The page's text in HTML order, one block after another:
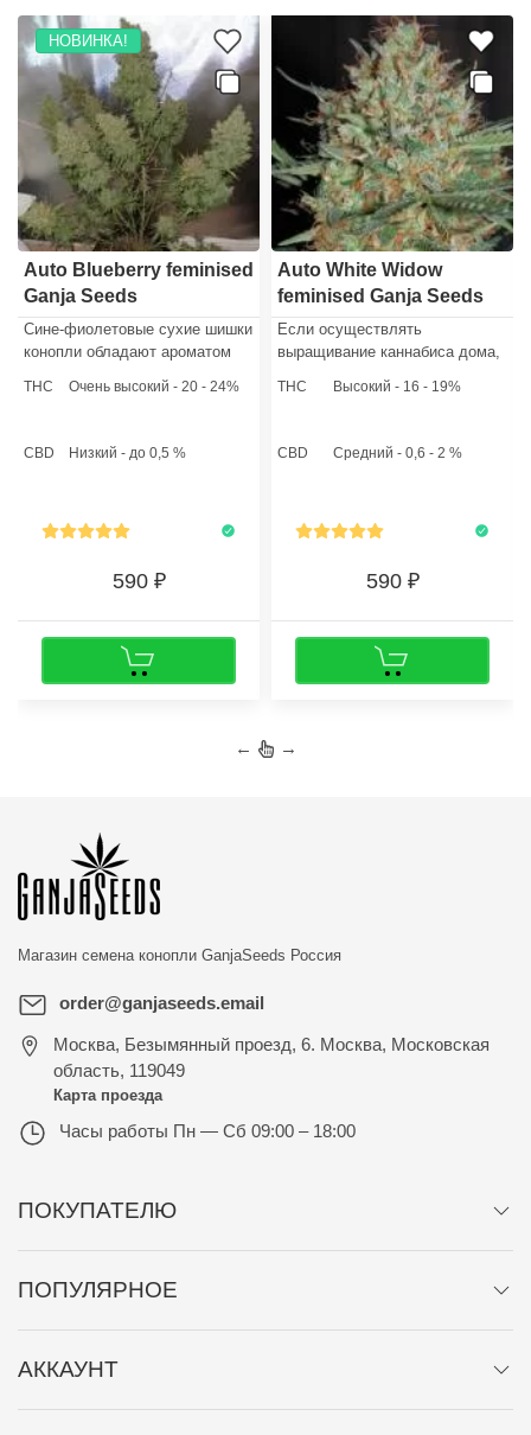
НОВИНКА!
Auto Blueberry feminised
Ganja Seeds
Сине-фиолетовые сухие шишки
конопли обладают ароматом
толикой кофейных зерен, а
фруктовое послевкусие.
THC Очень высокий - 20 - 24%
CBD Низкий - до 0,5 %
590
Auto White Widow
feminised Ganja Seeds
Если осуществлять
выращивание каннабиса дома,
от 50 до 100 сантиметров.
грамм с 1 м2.
THC Высокий - 16 - 19%
CBD Средний - 0,6 - 2 %
590
← →
Магазин семена конопли GanjaSeeds Россия
order@ganjaseeds.email
Москва, Безымянный проезд, 6. Москва, Московская
область, 119049
Карта проезда
Часы работы Пн — Сб 09:00 – 18:00
ПОКУПАТЕЛЮ
ПОПУЛЯРНОЕ
АККАУНТ